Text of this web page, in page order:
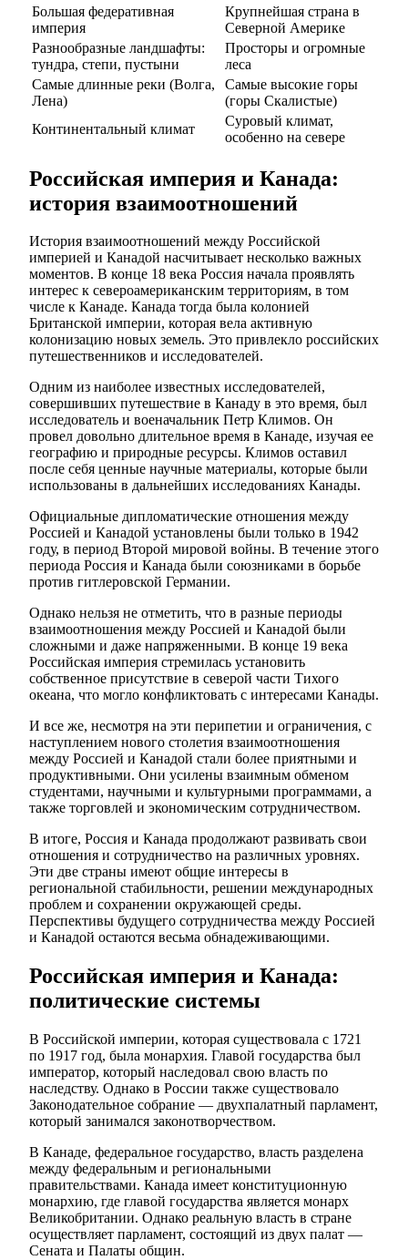
Большая федеративная
империя
Крупнейшая страна в
Северной Америке
Разнообразные ландшафты:
тундра, степи, пустыни
Просторы и огромные
леса
Самые длинные реки (Волга,
Лена)
Самые высокие горы
(горы Скалистые)
Континентальный климат
Суровый климат,
особенно на севере
Российская империя и Канада:
история взаимоотношений
История взаимоотношений между Российской
империей и Канадой насчитывает несколько важных
моментов. В конце 18 века Россия начала проявлять
интерес к североамериканским территориям, в том
числе к Канаде. Канада тогда была колонией
Британской империи, которая вела активную
колонизацию новых земель. Это привлекло российских
путешественников и исследователей.
Одним из наиболее известных исследователей,
совершивших путешествие в Канаду в это время, был
исследователь и военачальник Петр Климов. Он
провел довольно длительное время в Канаде, изучая ее
географию и природные ресурсы. Климов оставил
после себя ценные научные материалы, которые были
использованы в дальнейших исследованиях Канады.
Официальные дипломатические отношения между
Россией и Канадой установлены были только в 1942
году, в период Второй мировой войны. В течение этого
периода Россия и Канада были союзниками в борьбе
против гитлеровской Германии.
Однако нельзя не отметить, что в разные периоды
взаимоотношения между Россией и Канадой были
сложными и даже напряженными. В конце 19 века
Российская империя стремилась установить
собственное присутствие в северой части Тихого
океана, что могло конфликтовать с интересами Канады.
И все же, несмотря на эти перипетии и ограничения, с
наступлением нового столетия взаимоотношения
между Россией и Канадой стали более приятными и
продуктивными. Они усилены взаимным обменом
студентами, научными и культурными программами, а
также торговлей и экономическим сотрудничеством.
В итоге, Россия и Канада продолжают развивать свои
отношения и сотрудничество на различных уровнях.
Эти две страны имеют общие интересы в
региональной стабильности, решении международных
проблем и сохранении окружающей среды.
Перспективы будущего сотрудничества между Россией
и Канадой остаются весьма обнадеживающими.
Российская империя и Канада:
политические системы
В Российской империи, которая существовала с 1721
по 1917 год, была монархия. Главой государства был
император, который наследовал свою власть по
наследству. Однако в России также существовало
Законодательное собрание — двухпалатный парламент,
который занимался законотворчеством.
В Канаде, федеральное государство, власть разделена
между федеральным и региональными
правительствами. Канада имеет конституционную
монархию, где главой государства является монарх
Великобритании. Однако реальную власть в стране
осуществляет парламент, состоящий из двух палат —
Сената и Палаты общин.